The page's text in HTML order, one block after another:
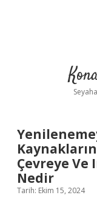
Çevreye Ve
Nedir
Tarih: Ekim 15, 2024